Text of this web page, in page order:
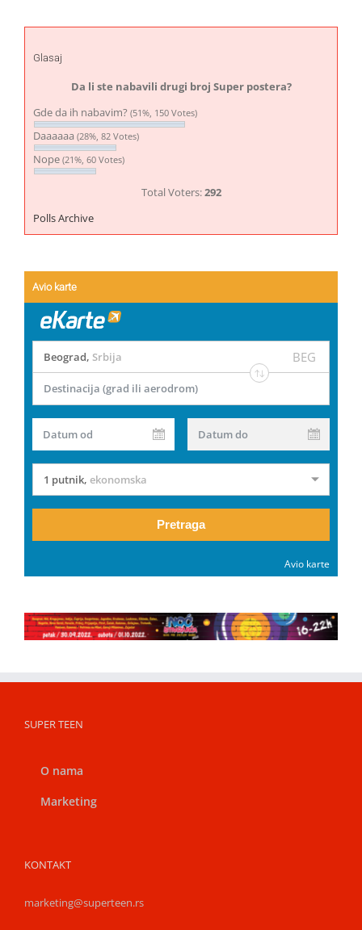
Glasaj
Da li ste nabavili drugi broj Super postera?
Gde da ih nabavim? (51%, 150 Votes)
Daaaaaa (28%, 82 Votes)
Nope (21%, 60 Votes)
Total Voters:292
Polls Archive
Avio karte
Beograd, Srbija BEG
Destinacija (grad ili aerodrom)
Datum od Datum do
1 putnik, ekonomska
Pretraga
Avio karte
SUPER TEEN
O nama
Marketing
KONTAKT
marketing@superteen.rs